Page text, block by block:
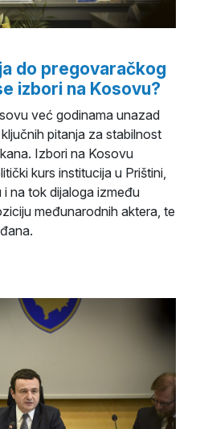
do pregovaračkog
izbori na Kosovu?
već godinama unazad
pitanja za stabilnost
Izbori na Kosovu
kurs institucija u Prištini,
na tok dijaloga između
međunarodnih aktera, te